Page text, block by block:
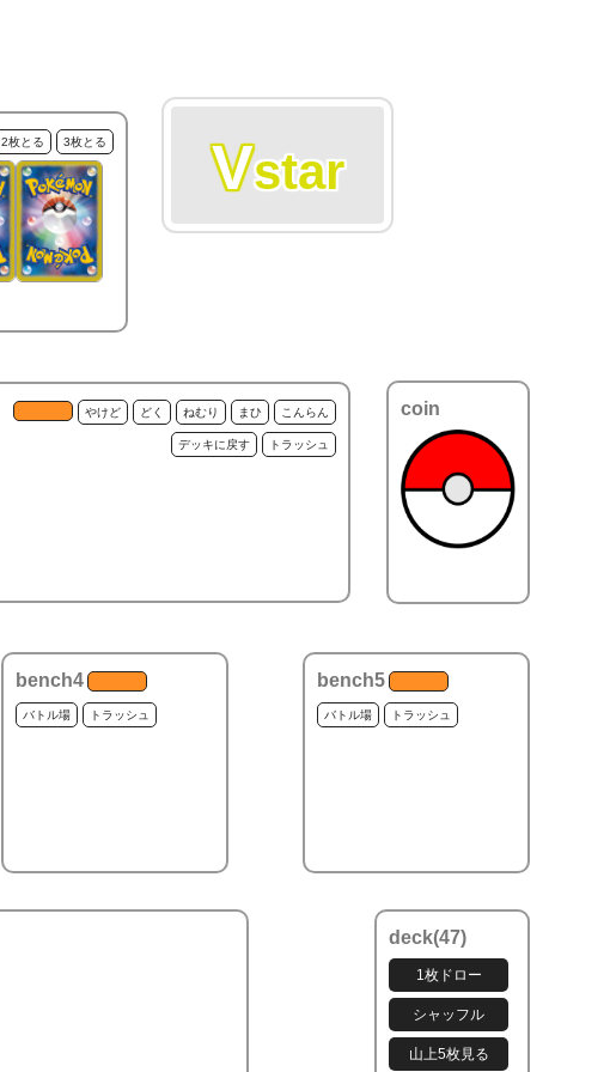
2枚とる 3枚とる Vstar
やけど どく ねむり まひ こんらん
デッキに戻す トラッシュ
coin
bench4
バトル場 トラッシュ
bench5
バトル場 トラッシュ
deck(47)